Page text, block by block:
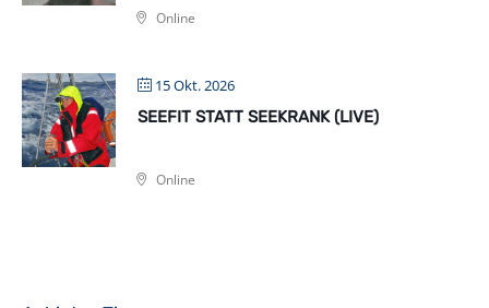
Online
15 Okt. 2026
SEEFIT STATT SEEKRANK (LIVE)
Online